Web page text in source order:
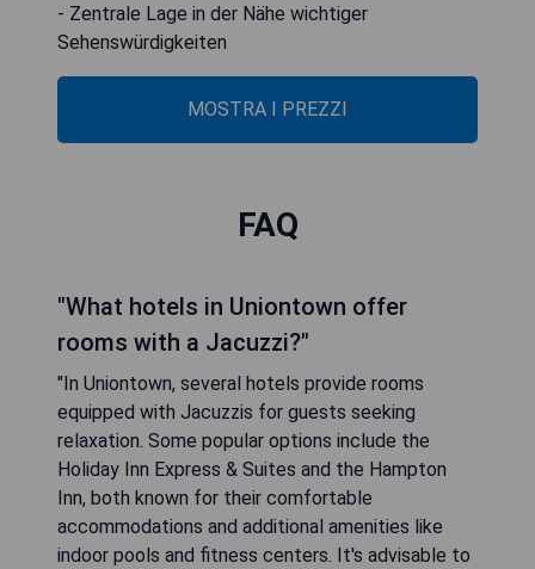
- Zentrale Lage in der Nähe wichtiger
Sehenswürdigkeiten
MOSTRA I PREZZI
FAQ
"What hotels in Uniontown offer
rooms with a Jacuzzi?"
"In Uniontown, several hotels provide rooms
equipped with Jacuzzis for guests seeking
relaxation. Some popular options include the
Holiday Inn Express & Suites and the Hampton
Inn, both known for their comfortable
accommodations and additional amenities like
indoor pools and fitness centers. It's advisable to